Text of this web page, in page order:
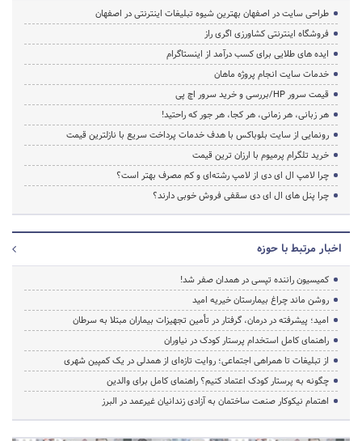
طراحی سایت در اصفهان بهترین شیوه تبلیغات اینترنتی در اصفهان
فروشگاه اینترنتی کشاورزی اگری راز
ایده های طلایی برای کسب درآمد از اینستاگرام
خدمات سایت انجام پروژه ماهان
قیمت سرور HP/بررسی و خرید سرور اچ پی
هر زبانی، هر زمانی، هر کجا، هر جور که راحتید!
رونمایی از سایت بلوباکس با هدف خدمات پرداخت سریع با نازلترین قیمت
خرید تلگرام پرمیوم با ارزان ترین قیمت
چرا لامپ ال ای دی از لامپ رشته‌ای و کم مصرف بهتر است؟
چرا پنل های ال ای دی سقفی فروش خوبی دارند؟
اخبار مرتبط با حوزه
کمیسیون راننده تپسی در همدان صفر شد!
روشن ماند چراغ بیمارستان خیریه امید
امید؛ پیشرفته در درمان، گرفتار در تأمین تجهیزات بیماران مبتلا به سرطان
راهنمای کامل استخدام پرستار کودک در نیاوران
از تبلیغات تا همراهی اجتماعی؛ روایت تازه‌ای از همدلی در یک کمپین شهری
چگونه به پرستار کودک اعتماد کنیم؟ راهنمای کامل برای والدین
اهتمام نیکوکار صنعت ساختمان به آزادی زندانیان غیرعمد در البرز